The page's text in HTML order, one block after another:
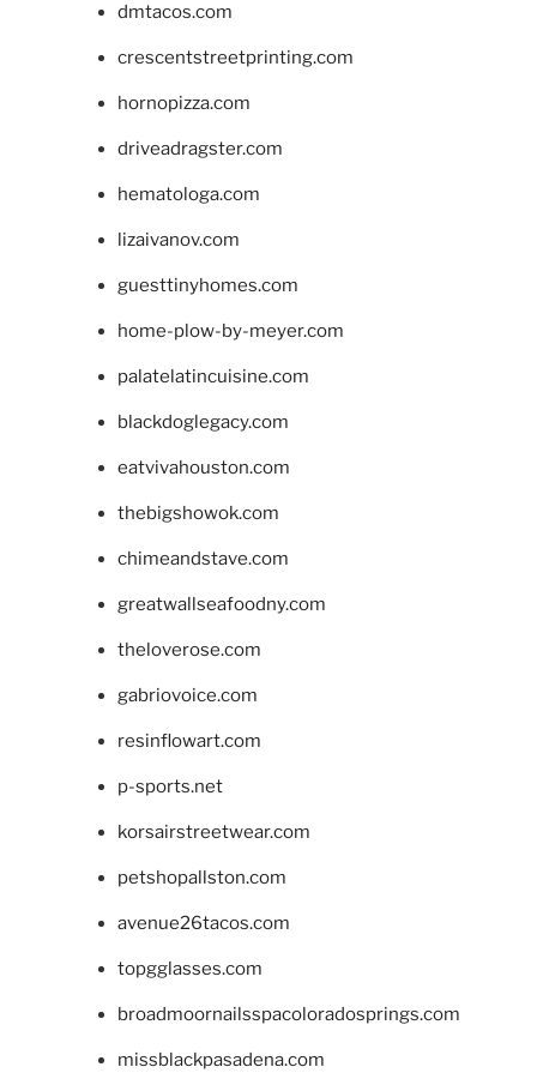
dmtacos.com
crescentstreetprinting.com
hornopizza.com
driveadragster.com
hematologa.com
lizaivanov.com
guesttinyhomes.com
home-plow-by-meyer.com
palatelatincuisine.com
blackdoglegacy.com
eatvivahouston.com
thebigshowok.com
chimeandstave.com
greatwallseafoodny.com
theloverose.com
gabriovoice.com
resinflowart.com
p-sports.net
korsairstreetwear.com
petshopallston.com
avenue26tacos.com
topgglasses.com
broadmoornailsspacoloradosprings.com
missblackpasadena.com